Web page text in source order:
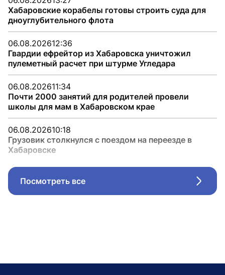
Хабаровские корабелы готовы строить суда для
дноуглубительного флота
06.08.202612:36
Гвардии ефрейтор из Хабаровска уничтожил
пулеметный расчет при штурме Угледара
06.08.202611:34
Почти 2000 занятий для родителей провели
школы для мам в Хабаровском крае
06.08.202610:18
Грузовик столкнулся с поездом на переезде в
Хабаровске
Посмотреть все